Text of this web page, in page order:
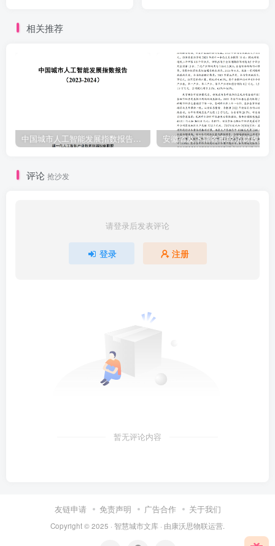
相关推荐
评论 抢沙发
请登录后发表评论
登录 注册
暂无评论内容
友链申请 免责声明 广告合作 关于我们
Copyright © 2025 · 智慧城市文库 · 由康沃思物联运营.